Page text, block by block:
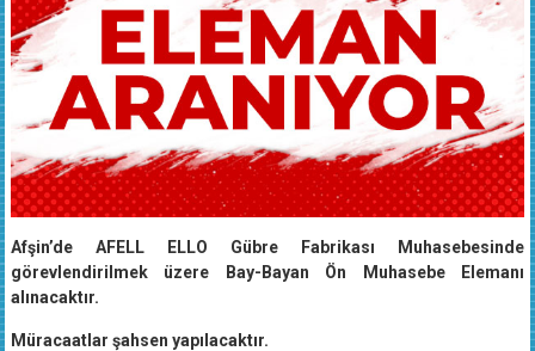
Afşin’de AFELL ELLO Gübre Fabrikası Muhasebesinde
görevlendirilmek üzere Bay-Bayan Ön Muhasebe Elemanı
alınacaktır.
Müracaatlar şahsen yapılacaktır.